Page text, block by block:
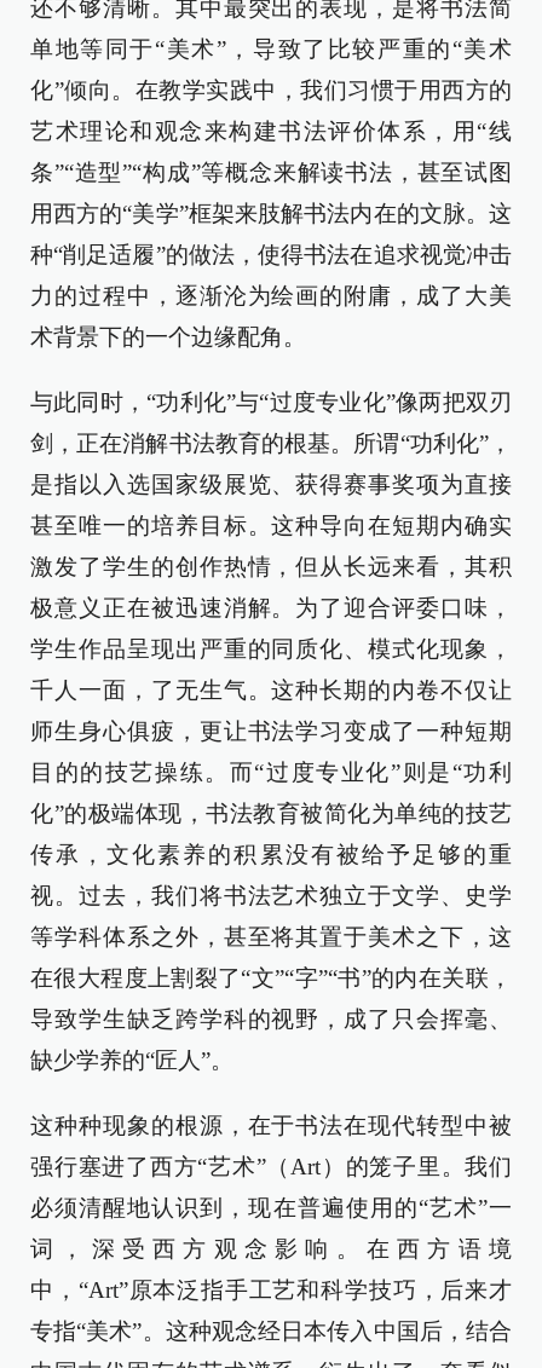
还不够清晰。其中最突出的表现，是将书法简
单地等同于“美术”，导致了比较严重的“美术
化”倾向。在教学实践中，我们习惯于用西方的
艺术理论和观念来构建书法评价体系，用“线
条”“造型”“构成”等概念来解读书法，甚至试图
用西方的“美学”框架来肢解书法内在的文脉。这
种“削足适履”的做法，使得书法在追求视觉冲击
力的过程中，逐渐沦为绘画的附庸，成了大美
术背景下的一个边缘配角。
与此同时，“功利化”与“过度专业化”像两把双刃
剑，正在消解书法教育的根基。所谓“功利化”，
是指以入选国家级展览、获得赛事奖项为直接
甚至唯一的培养目标。这种导向在短期内确实
激发了学生的创作热情，但从长远来看，其积
极意义正在被迅速消解。为了迎合评委口味，
学生作品呈现出严重的同质化、模式化现象，
千人一面，了无生气。这种长期的内卷不仅让
师生身心俱疲，更让书法学习变成了一种短期
目的的技艺操练。而“过度专业化”则是“功利
化”的极端体现，书法教育被简化为单纯的技艺
传承，文化素养的积累没有被给予足够的重
视。过去，我们将书法艺术独立于文学、史学
等学科体系之外，甚至将其置于美术之下，这
在很大程度上割裂了“文”“字”“书”的内在关联，
导致学生缺乏跨学科的视野，成了只会挥毫、
缺少学养的“匠人”。
这种种现象的根源，在于书法在现代转型中被
强行塞进了西方“艺术”（Art）的笼子里。我们
必须清醒地认识到，现在普遍使用的“艺术”一
词，深受西方观念影响。在西方语境
中，“Art”原本泛指手工艺和科学技巧，后来才
专指“美术”。这种观念经日本传入中国后，结合